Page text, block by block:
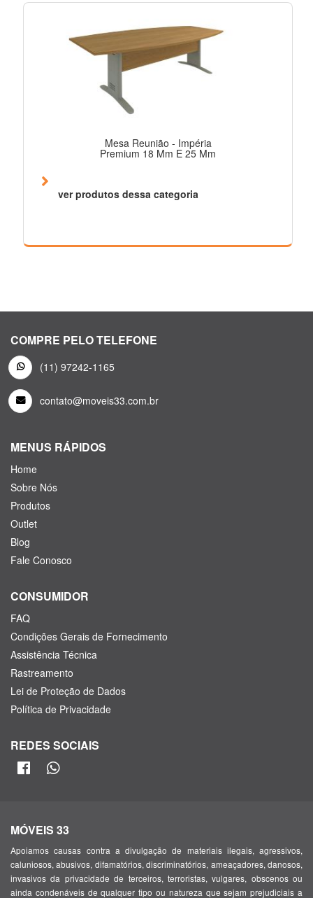
Mesa Reunião - Impéria
Premium 18 Mm E 25 Mm
ver produtos dessa categoria
COMPRE PELO TELEFONE
(11) 97242-1165
contato@moveis33.com.br
MENUS RÁPIDOS
Home
Sobre Nós
Produtos
Outlet
Blog
Fale Conosco
CONSUMIDOR
FAQ
Condições Gerais de Fornecimento
Assistência Técnica
Rastreamento
Lei de Proteção de Dados
Política de Privacidade
REDES SOCIAIS
MÓVEIS 33
Apoiamos causas contra a divulgação de materiais ilegais, agressivos,
caluniosos, abusivos, difamatórios, discriminatórios, ameaçadores, danosos,
invasivos da privacidade de terceiros, terroristas, vulgares, obscenos ou
ainda condenáveis de qualquer tipo ou natureza que sejam prejudiciais a